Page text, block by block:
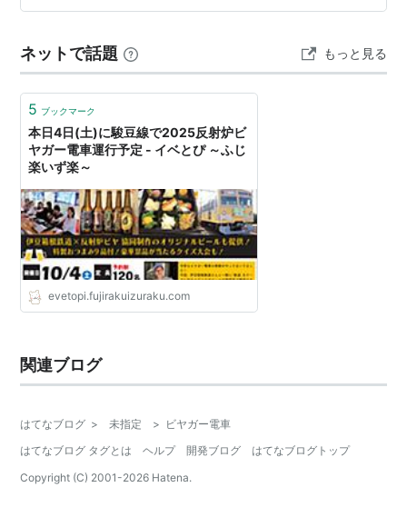
(土)に2026反射炉ビヤガー電車運行予定 電車で乾杯！
（土）に毎年好評をいただいているビール電車「2026反
射炉ビヤガー電車」を開催します。本企画…
ネットで話題 もっと見る
5 ブックマーク
本日4日(土)に駿豆線で2025反射炉ビ
ヤガー電車運行予定 - イベとぴ ～ふじ
楽いず楽～
evetopi.fujirakuizuraku.com
関連ブログ
はてなブログ > 未指定 > ビヤガー電車
はてなブログ タグとは
ヘルプ 開発ブログ
はてなブログトップ
Copyright (C) 2001-2026 Hatena.